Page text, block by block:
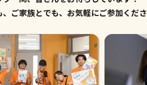
ご家族とでも、 お気軽にご参加くだ